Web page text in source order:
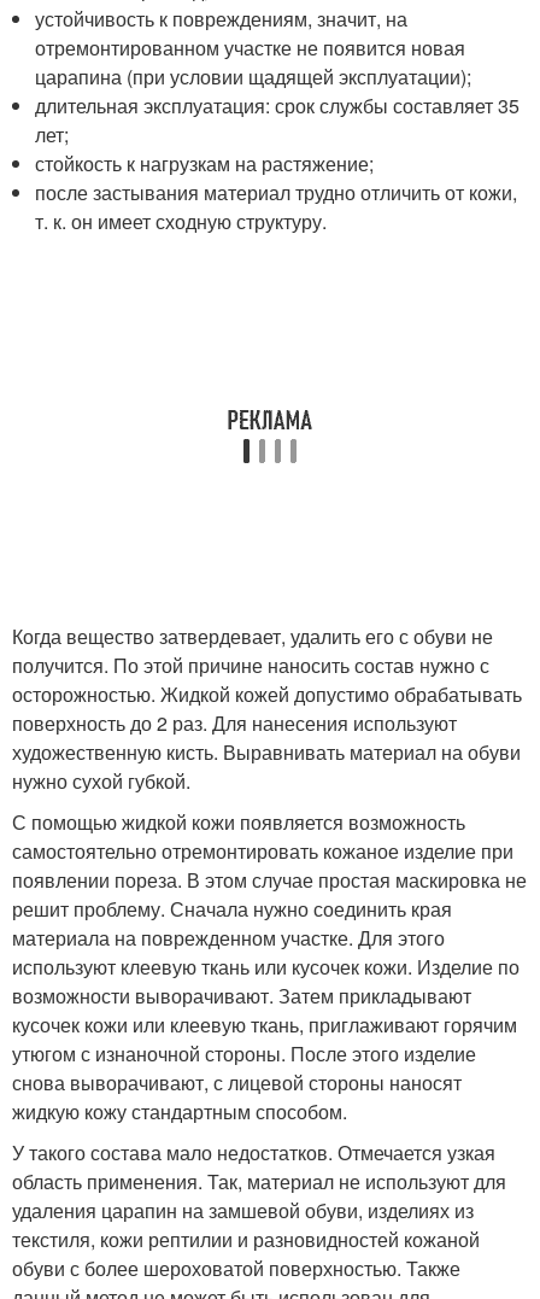
устойчивость к повреждениям, значит, на
отремонтированном участке не появится новая
царапина (при условии щадящей эксплуатации);
длительная эксплуатация: срок службы составляет 35
лет;
стойкость к нагрузкам на растяжение;
после застывания материал трудно отличить от кожи,
т. к. он имеет сходную структуру.
Когда вещество затвердевает, удалить его с обуви не
получится. По этой причине наносить состав нужно с
осторожностью. Жидкой кожей допустимо обрабатывать
поверхность до 2 раз. Для нанесения используют
художественную кисть. Выравнивать материал на обуви
нужно сухой губкой.
С помощью жидкой кожи появляется возможность
самостоятельно отремонтировать кожаное изделие при
появлении пореза. В этом случае простая маскировка не
решит проблему. Сначала нужно соединить края
материала на поврежденном участке. Для этого
используют клеевую ткань или кусочек кожи. Изделие по
возможности выворачивают. Затем прикладывают
кусочек кожи или клеевую ткань, приглаживают горячим
утюгом с изнаночной стороны. После этого изделие
снова выворачивают, с лицевой стороны наносят
жидкую кожу стандартным способом.
У такого состава мало недостатков. Отмечается узкая
область применения. Так, материал не используют для
удаления царапин на замшевой обуви, изделиях из
текстиля, кожи рептилии и разновидностей кожаной
обуви с более шероховатой поверхностью. Также